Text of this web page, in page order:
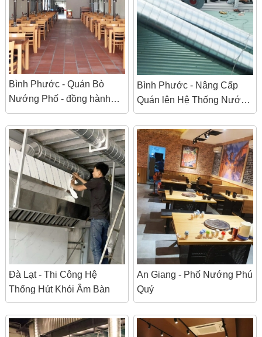
Bình Phước - Quán Bò
Nướng Phố - đồng hành
cùng Điện Máy Bếp Việt.
Bình Phước - Nâng Cấp
Quán lên Hệ Thống Nướng
Không Khói
Đà Lạt - Thi Công Hệ
Thống Hút Khói Âm Bàn
An Giang - Phố Nướng Phú
Quý